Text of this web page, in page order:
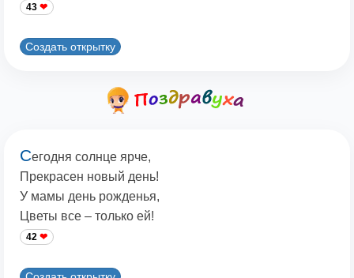
43
Создать открытку
Сегодня солнце ярче,
Прекрасен новый день!
У мамы день рожденья,
Цветы все – только ей!
42